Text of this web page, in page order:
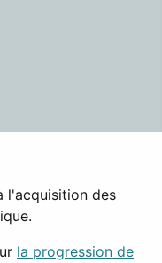
l'acquisition des
la progression de